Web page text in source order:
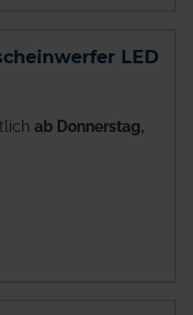
LED
ab Donnerstag,